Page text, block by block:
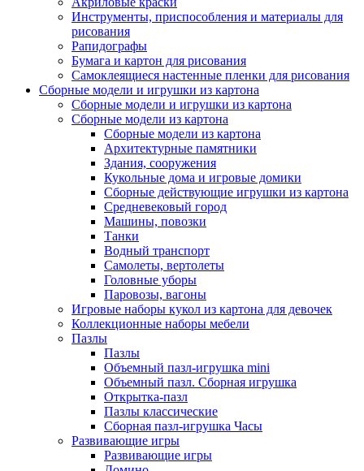
Инструменты, приспособления и материалы для
рисования
Рапидографы
Бумага и картон для рисования
Самоклеящиеся настенные пленки для рисования
Сборные модели и игрушки из картона
Сборные модели и игрушки из картона
Сборные модели из картона
Сборные модели из картона
Архитектурные памятники
Здания, сооружения
Кукольные дома и игровые домики
Сборные действующие игрушки из картона
Средневековый город
Машины, повозки
Танки
Водный транспорт
Самолеты, вертолеты
Головные уборы
Паровозы, вагоны
Игровые наборы кукол из картона для девочек
Коллекционные наборы мебели
Пазлы
Пазлы
Объемный пазл-игрушка mini
Объемный пазл. Сборная игрушка
Открытка-пазл
Пазлы классические
Сборная пазл-игрушка Часы
Развивающие игры
Развивающие игры